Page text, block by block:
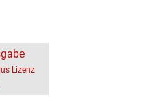
Lizenz